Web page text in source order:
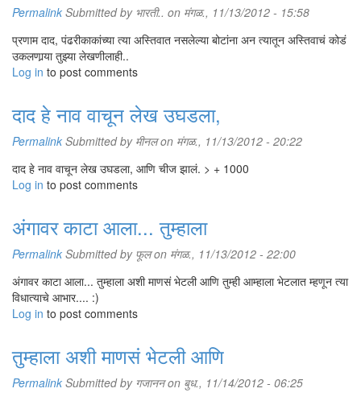
Permalink Submitted by भारती.. on मंगळ., 11/13/2012 - 15:58
प्रणाम दाद, पंढरीकाकांच्या त्या अस्तिवात नसलेल्या बोटांना अन त्यातून अस्तिवाचं कोडं
उकलणार्‍या तुझ्या लेखणीलाही..
Log in to post comments
दाद हे नाव वाचून लेख उघडला,
Permalink Submitted by मीनलon मंगळ., 11/13/2012 - 20:22
दाद हे नाव वाचून लेख उघडला, आणि चीज झालं. > + 1000
Log in to post comments
अंगावर काटा आला... तुम्हाला
Permalink Submitted by फूलon मंगळ., 11/13/2012 - 22:00
अंगावर काटा आला... तुम्हाला अशी माणसं भेटली आणि तुम्ही आम्हाला भेटलात म्हणून त्या
विधात्याचे आभार.... :)
Log in to post comments
तुम्हाला अशी माणसं भेटली आणि
Permalink Submitted by गजाननon बुध., 11/14/2012 - 06:25